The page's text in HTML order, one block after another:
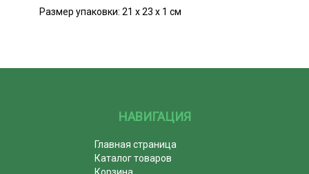
Размер упаковки: 21 х 23 х 1 см
НАВИГАЦИЯ
Главная страница
Каталог товаров
Корзина